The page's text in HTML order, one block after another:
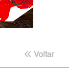
Voltar